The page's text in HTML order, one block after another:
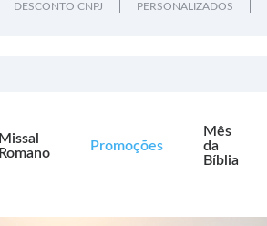
DESCONTO CNPJ PERSONALIZADOS
Missal
Romano
Promoções
Mês
da
Bíblia